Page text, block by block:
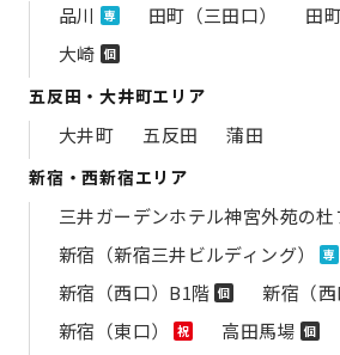
品川 専 田町（三田口）
田
大崎 個
五反田・大井町エリア
大井町 五反田 蒲田
新宿・西新宿エリア
三井ガーデンホテル神宮外苑の​
新宿（新宿三井ビルディング）
専
新宿（西口）B1階 個
新宿（
新宿（東口）
祝 高田馬場 個